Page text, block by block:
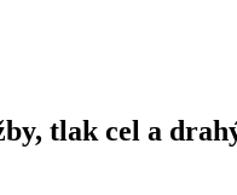
tlak cel a